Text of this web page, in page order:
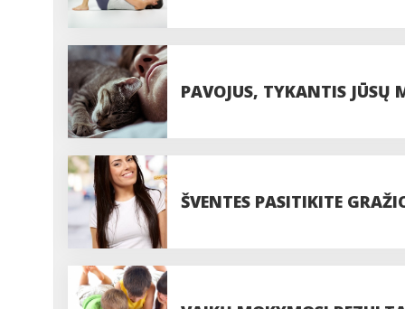
PAVOJUS, TYKANTIS JŪSŲ
ŠVENTES PASITIKITE